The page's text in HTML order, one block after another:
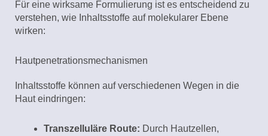
Für eine wirksame Formulierung ist es entscheidend zu
verstehen, wie Inhaltsstoffe auf molekularer Ebene
wirken:
Hautpenetrationsmechanismen
Inhaltsstoffe können auf verschiedenen Wegen in die
Haut eindringen:
Transzelluläre Route: Durch Hautzellen,